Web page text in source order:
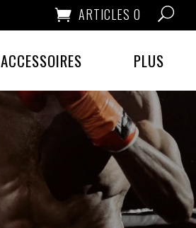
ARTICLES 0
ACCESSOIRES PLUS